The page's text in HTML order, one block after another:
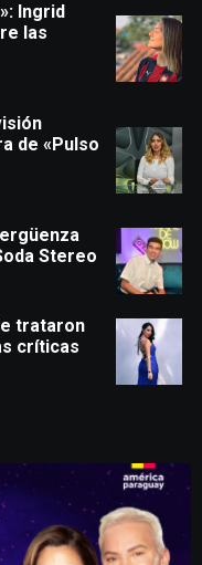
Ingrid
las
de «Pulso
Stereo
trataron
críticas